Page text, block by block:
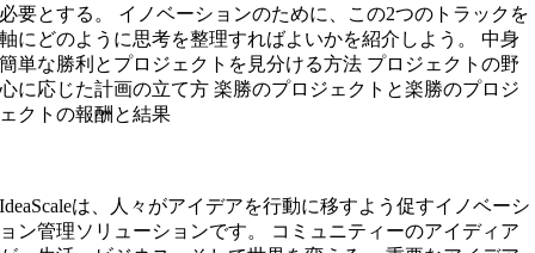
必要とする。 イノベーションのために、この2つのトラックを
軸にどのように思考を整理すればよいかを紹介しよう。 中身
簡単な勝利とプロジェクトを見分ける方法 プロジェクトの野
心に応じた計画の立て方 楽勝のプロジェクトと楽勝のプロジ
ェクトの報酬と結果
IdeaScaleは、人々がアイデアを行動に移すよう促すイノベーシ
ョン管理ソリューションです。 コミュニティーのアイディア